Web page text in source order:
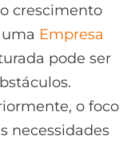
crescimento
Empresa
pode ser
o foco
necessidades